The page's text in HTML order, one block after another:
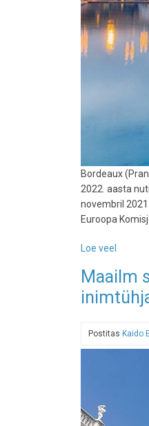
Bordeaux
2022. aasta
novembril
Euroopa
Loe veel
aasta
Maailm
Postitas Kaido